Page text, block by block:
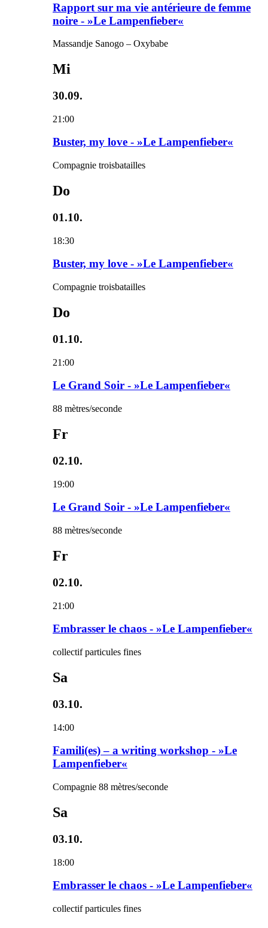
Rapport sur ma vie antérieure de femme
noire - »Le Lampenfieber«
Massandje Sanogo – Oxybabe
Mi
30.09.
21:00
Buster, my love - »Le Lampenfieber«
Compagnie troisbatailles
Do
01.10.
18:30
Buster, my love - »Le Lampenfieber«
Compagnie troisbatailles
Do
01.10.
21:00
Le Grand Soir - »Le Lampenfieber«
88 mètres/seconde
Fr
02.10.
19:00
Le Grand Soir - »Le Lampenfieber«
88 mètres/seconde
Fr
02.10.
21:00
Embrasser le chaos - »Le Lampenfieber«
collectif particules fines
Sa
03.10.
14:00
Famili(es) – a writing workshop - »Le
Lampenfieber«
Compagnie 88 mètres/seconde
Sa
03.10.
18:00
Embrasser le chaos - »Le Lampenfieber«
collectif particules fines